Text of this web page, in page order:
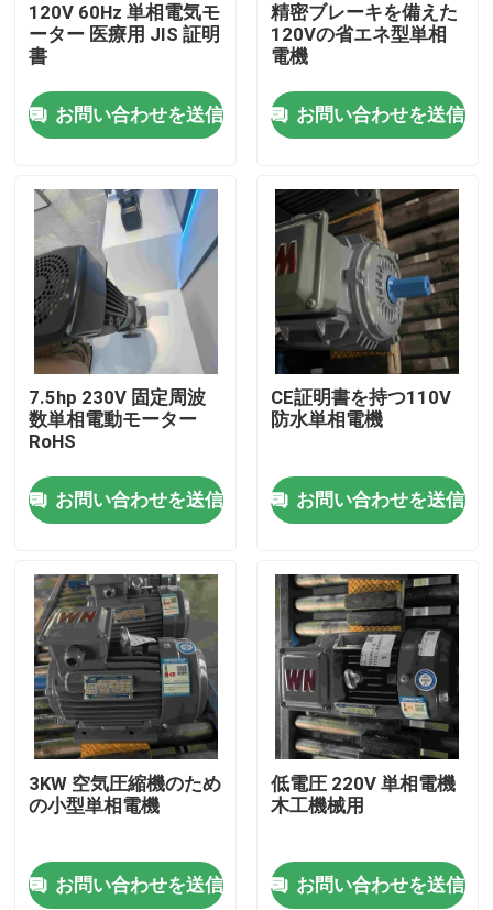
家
製品
ビデオ
私達について
品質管理
私達に連絡しなさい
引用を要求しなさい
単一フェーズの電動機
120V 60Hz 単相電気モ
ーター 医療用 JIS 証明
書
お問い合わせを送信
精密ブレーキを備えた
120Vの省エネ型単相
電機
お問い合わせを送信
7.5hp 230V 固定周波
数単相電動モーター
RoHS
お問い合わせを送信
CE証明書を持つ110V
防水単相電機
お問い合わせを送信
3KW 空気圧縮機のため
の小型単相電機
お問い合わせを送信
低電圧 220V 単相電機
木工機械用
お問い合わせを送信